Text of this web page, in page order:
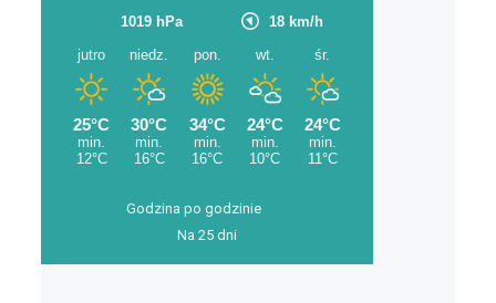
Godzina po godzinie
Na 25 dni